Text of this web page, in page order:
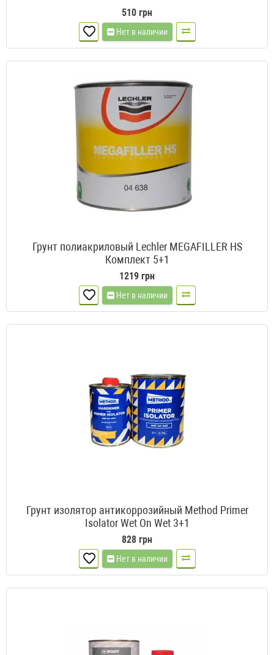
510 грн
Нет в наличии
Грунт полиакриловый Lechler MEGAFILLER HS
Комплект 5+1
1219 грн
Нет в наличии
Грунт изолятор антикоррозийный Method Primer
Isolator Wet On Wet 3+1
828 грн
Нет в наличии